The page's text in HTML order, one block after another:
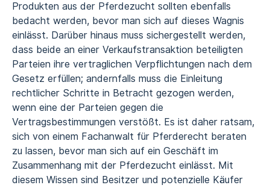
Produkten aus der Pferdezucht sollten ebenfalls
bedacht werden, bevor man sich auf dieses Wagnis
einlässt. Darüber hinaus muss sichergestellt werden,
dass beide an einer Verkaufstransaktion beteiligten
Parteien ihre vertraglichen Verpflichtungen nach dem
Gesetz erfüllen; andernfalls muss die Einleitung
rechtlicher Schritte in Betracht gezogen werden,
wenn eine der Parteien gegen die
Vertragsbestimmungen verstößt. Es ist daher ratsam,
sich von einem Fachanwalt für Pferderecht beraten
zu lassen, bevor man sich auf ein Geschäft im
Zusammenhang mit der Pferdezucht einlässt. Mit
diesem Wissen sind Besitzer und potenzielle Käufer